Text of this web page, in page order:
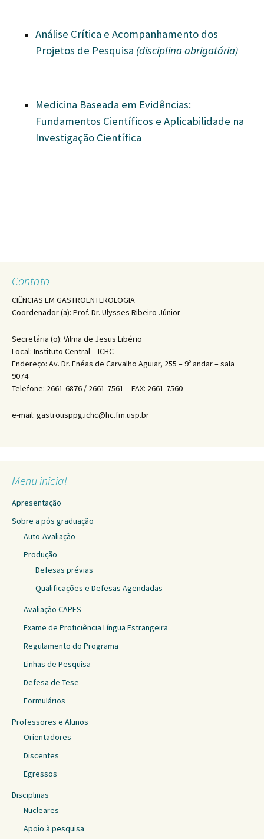
Análise Crítica e Acompanhamento dos
Projetos de Pesquisa (disciplina obrigatória)
Medicina Baseada em Evidências:
Fundamentos Científicos e Aplicabilidade na
Investigação Científica
Contato
CIÊNCIAS EM GASTROENTEROLOGIA
Coordenador (a): Prof. Dr. Ulysses Ribeiro Júnior
Secretária (o): Vilma de Jesus Libério
Local: Instituto Central – ICHC
Endereço: Av. Dr. Enéas de Carvalho Aguiar, 255 – 9º andar – sala
9074
Telefone: 2661-6876 / 2661-7561 – FAX: 2661-7560
e-mail: gastrousppg.ichc@hc.fm.usp.br
Menu inicial
Apresentação
Sobre a pós graduação
Auto-Avaliação
Produção
Defesas prévias
Qualificações e Defesas Agendadas
Avaliação CAPES
Exame de Proficiência Língua Estrangeira
Regulamento do Programa
Linhas de Pesquisa
Defesa de Tese
Formulários
Professores e Alunos
Orientadores
Discentes
Egressos
Disciplinas
Nucleares
Apoio à pesquisa